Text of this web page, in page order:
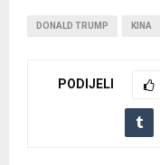
DONALD TRUMP KINA
PODIJELI